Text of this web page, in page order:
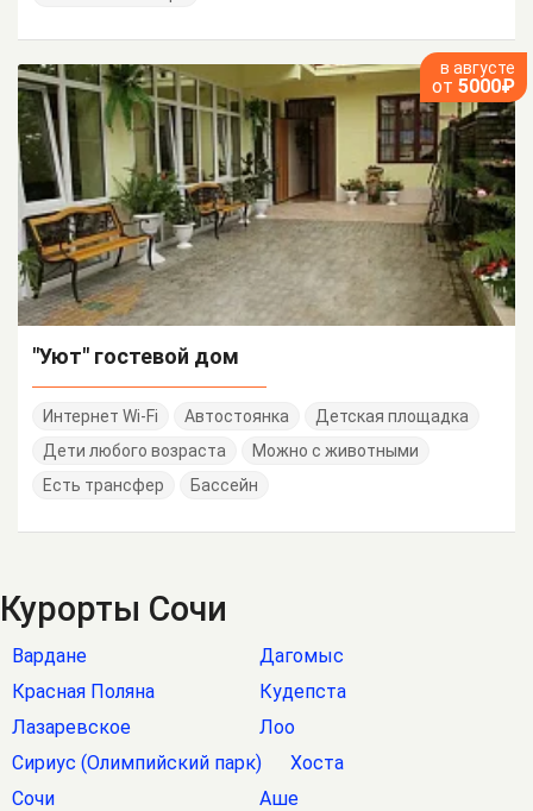
в августе
от 5000₽
"Уют" гостевой дом
Интернет Wi-Fi Автостоянка
Детская площадка
Дети любого возраста
Можно с животными
Есть трансфер
Бассейн
Курорты Сочи
Вардане
Дагомыс
Красная Поляна
Кудепста
Лазаревское
Лоо
Сириус (Олимпийский парк)
Хоста
Сочи
Аше